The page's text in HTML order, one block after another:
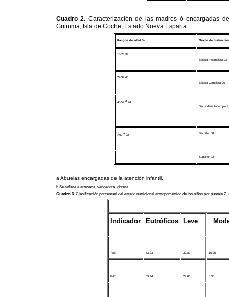
Cuadro 2. Caracterización de las madres ó encargadas
Güinima, Isla de Coche, Estado Nueva Esparta.
Rangos de edad % Grado de
18-28 34
Básica Incompleta 22
29-39 40
Básica Completa 26
40-59 a24
Secundaria Incompleta
>60 a02 Bachiller 08
Superior 02
a Abuelas encargadas de la atención infantil.
b Se refiere a artesana, vendedora, obrera.
Cuadro 3. Clasificación porcentual del estado nutricional antropométrico de los niños por puntaje
Indicador Eutróficos Leve
T/E 53.23 32.80 10.75
P/E 63.44 29.03 5.38